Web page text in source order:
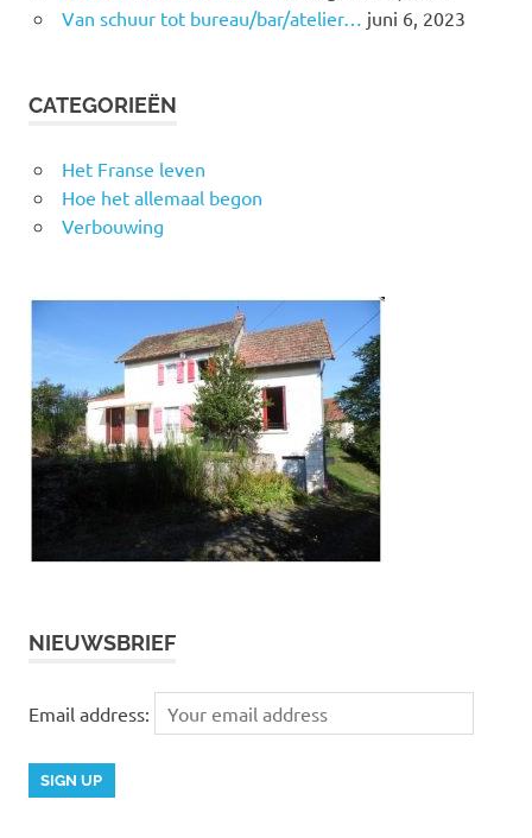
Van schuur tot bureau/bar/atelier… juni 6, 2023
CATEGORIEËN
Het Franse leven
Hoe het allemaal begon
Verbouwing
NIEUWSBRIEF
Email address: